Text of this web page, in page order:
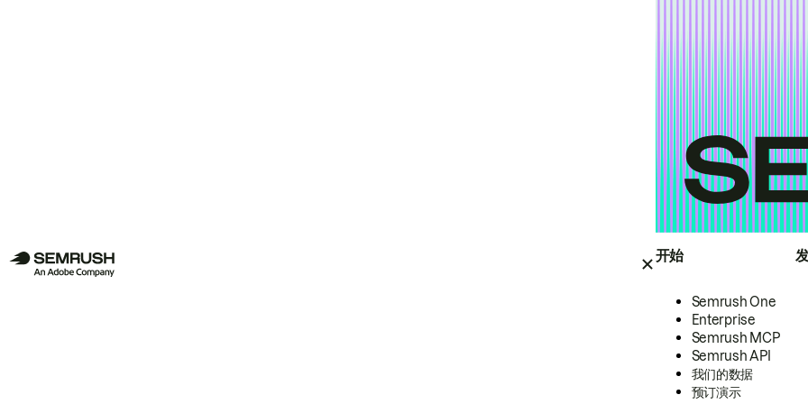
开始
Semrush One
Enterprise
Semrush MCP
Semrush API
我们的数据
预订演示